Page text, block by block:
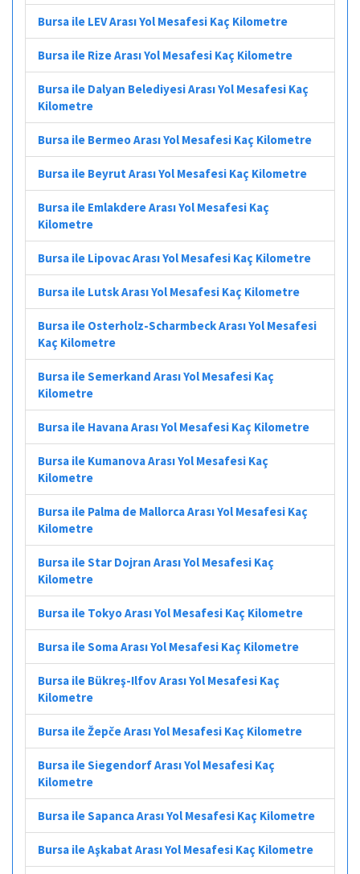
Bursa ile LEV Arası Yol Mesafesi Kaç Kilometre
Bursa ile Rize Arası Yol Mesafesi Kaç Kilometre
Bursa ile Dalyan Belediyesi Arası Yol Mesafesi Kaç
Kilometre
Bursa ile Bermeo Arası Yol Mesafesi Kaç Kilometre
Bursa ile Beyrut Arası Yol Mesafesi Kaç Kilometre
Bursa ile Emlakdere Arası Yol Mesafesi Kaç
Kilometre
Bursa ile Lipovac Arası Yol Mesafesi Kaç Kilometre
Bursa ile Lutsk Arası Yol Mesafesi Kaç Kilometre
Bursa ile Osterholz-Scharmbeck Arası Yol Mesafesi
Kaç Kilometre
Bursa ile Semerkand Arası Yol Mesafesi Kaç
Kilometre
Bursa ile Havana Arası Yol Mesafesi Kaç Kilometre
Bursa ile Kumanova Arası Yol Mesafesi Kaç
Kilometre
Bursa ile Palma de Mallorca Arası Yol Mesafesi Kaç
Kilometre
Bursa ile Star Dojran Arası Yol Mesafesi Kaç
Kilometre
Bursa ile Tokyo Arası Yol Mesafesi Kaç Kilometre
Bursa ile Soma Arası Yol Mesafesi Kaç Kilometre
Bursa ile Bükreş-Ilfov Arası Yol Mesafesi Kaç
Kilometre
Bursa ile Žepče Arası Yol Mesafesi Kaç Kilometre
Bursa ile Siegendorf Arası Yol Mesafesi Kaç
Kilometre
Bursa ile Sapanca Arası Yol Mesafesi Kaç Kilometre
Bursa ile Aşkabat Arası Yol Mesafesi Kaç Kilometre